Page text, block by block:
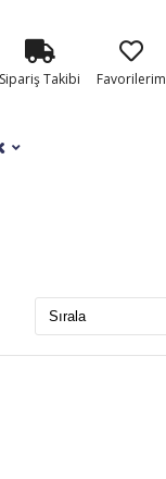
Sipariş Takibi Favorilerim